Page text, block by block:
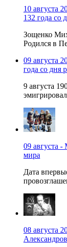
10 августа
132 года со
Зощенко
Родился в
09 августа
года со дня
9 августа
09 августа
мира
Дата
08 августа